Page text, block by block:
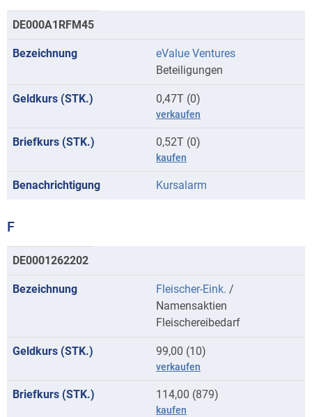
DE000A1RFM45
eValue Ventures
Beteiligungen
0,47T (0)
verkaufen
0,52T (0)
kaufen
Kursalarm
F
Kurse
mit
Anfangsbuchstaben
DE0001262202
Fleischer-Eink. /
Namensaktien
Fleischereibedarf
99,00 (10)
verkaufen
114,00 (879)
kaufen